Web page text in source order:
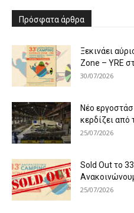
Πρόσφατα άρθρα
Ξεκινάει
Zone – YRE
30/07/2026
Νέο
κερδίζει από
25/07/2026
Sold Out το
25/07/2026